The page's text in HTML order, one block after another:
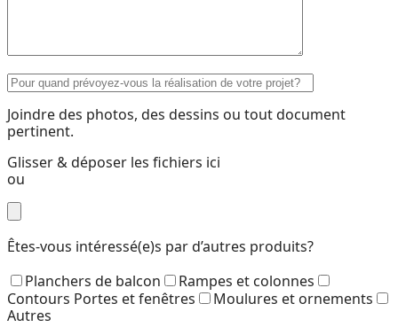
Joindre des photos, des dessins ou tout document
pertinent.
Glisser & déposer les fichiers ici
ou
Êtes-vous intéressé(e)s par d’autres produits?
Planchers de balcon
Rampes et colonnes
Contours Portes et fenêtres
Moulures et ornements
Autres